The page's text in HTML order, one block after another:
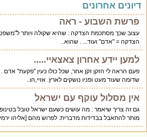
אחרונים
פרשת השבוע - ראה
עצוב שכך מסתכמת הצדקה : שהיא שקולה ויותר
הצדקה = "אדם" ועוד... . שהוא..
למען יידע אחרון צאצאיי.....
פעם הראה לי הזקן זקן אחר, שכל כולו כעין "פקעת" אדם .
שדומה שעוד מעט ופניו נושקים לארץ. אזיי,הו..
אין מסלול עוקף עם ישראל
גם זה צריך שיאמר : מה עושים כשעם ישראל טובל בטינופת
מותר להתאבל בבדידות מדברית. לפרוש מהם [אליהו ירמיה